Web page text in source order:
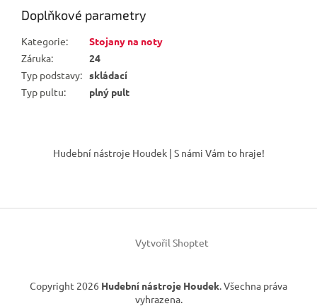
Doplňkové parametry
Kategorie:
Stojany na noty
Záruka:
24
Typ podstavy: skládací
Typ pultu: plný pult
í
Hudební nástroje Houdek | S námi Vám to hraje!
Vytvořil Shoptet
Copyright 2026 Hudební nástroje Houdek. Všechna práva
vyhrazena.